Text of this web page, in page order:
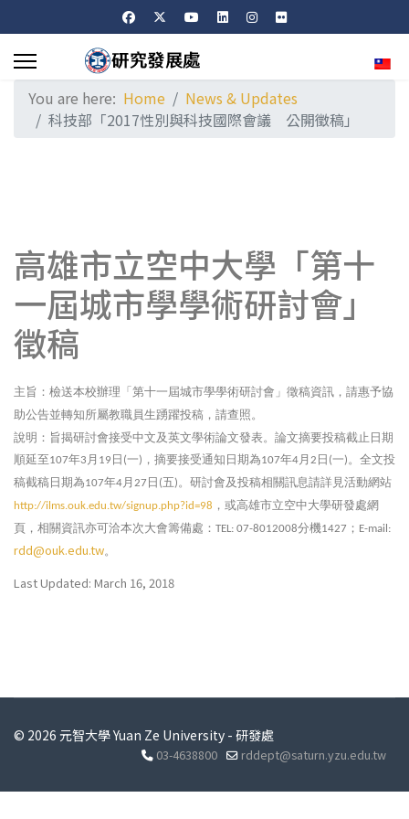
You are here: Home
News & Updates
科技部「2017性別與科技國際會議 公開徵稿」
高雄市立空中大學「第十
一屆城市學學術研討會」
徵稿
主旨：檢送本校辦理「第十一屆城市學學術研討會」徵稿資訊，請惠予協
助公告並轉知所屬教職員生踴躍投稿，請查照。
說明：旨揭研討會接受中文及英文學術論文發表。論文摘要投稿截止日期
順延至107年3 月 19 日 (一) ，摘要接受通知日期為107年4月 2 日 (一)。全文投
稿截稿日期為107年4月 27 日 (五)。研討會及投稿相關訊息請詳見活動網站
http://ilms.ouk.edu.tw/signup.php?id=98 ，或高雄市立空中大學研發處網
頁，相關資訊亦可洽本次大會籌備處： TEL: 07-8012008分機1427 ； E-mail:
rdd@ouk.edu.tw。
Last Updated: March 16, 2018
© 2026 元智大學 Yuan Ze University - 研發處
03-4638800 rddept@saturn.yzu.edu.tw